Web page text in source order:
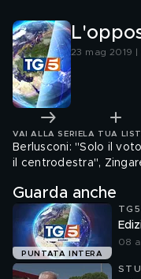
23 mag 2019 |
VAI ALLA SERIE LA TUA
Berlusconi: "Solo il
il centrodestra",
Guarda anche
PUNTATA INTERA
TG5
08